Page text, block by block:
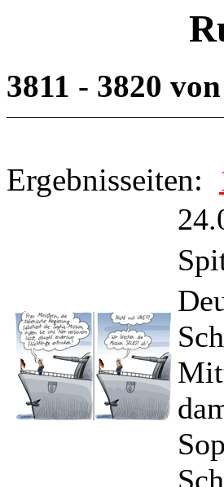
3811 - 3820
Ergebnisseiten: